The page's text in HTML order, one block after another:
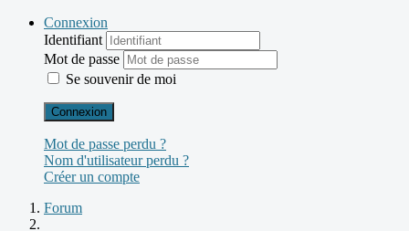
Connexion
Identifiant
Mot de passe
Se souvenir de moi
Connexion
Mot de passe perdu ?
Nom d'utilisateur perdu ?
Créer un compte
Forum